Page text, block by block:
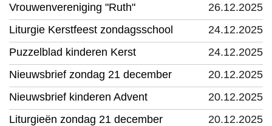
26.12.2025
Vrouwenvereniging "Ruth"
24.12.2025
Liturgie Kerstfeest zondagsschool
24.12.2025
Puzzelblad kinderen Kerst
20.12.2025
Nieuwsbrief zondag 21 december
20.12.2025
Nieuwsbrief kinderen Advent
20.12.2025
Liturgieën zondag 21 december